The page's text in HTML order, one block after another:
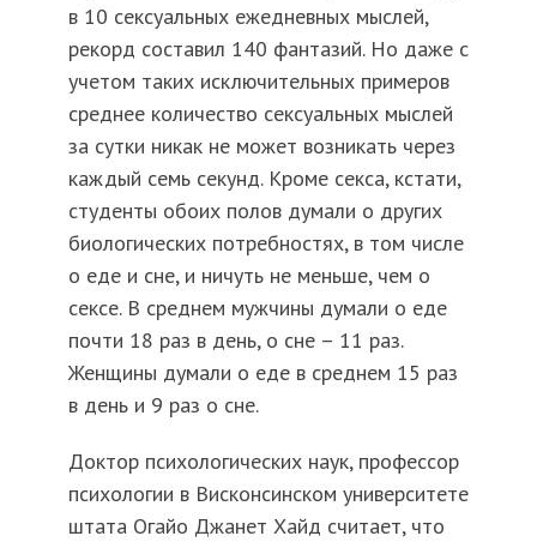
в 10 сексуальных ежедневных мыслей,
рекорд составил 140 фантазий. Но даже с
учетом таких исключительных примеров
среднее количество сексуальных мыслей
за сутки никак не может возникать через
каждый семь секунд. Кроме секса, кстати,
студенты обоих полов думали о других
биологических потребностях, в том числе
о еде и сне, и ничуть не меньше, чем о
сексе. В среднем мужчины думали о еде
почти 18 раз в день, о сне – 11 раз.
Женщины думали о еде в среднем 15 раз
в день и 9 раз о сне.
Доктор психологических наук, профессор
психологии в Висконсинском университете
штата Огайо Джанет Хайд считает, что